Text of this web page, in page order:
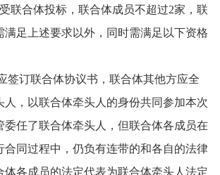
联合体投标，联合体成员不超过2家，联
满足上述要求以外，同时需满足以下资格
签订联合体协议书，联合体其他方应全
人，以联合体牵头人的身份共同参加本次
委任了联合体牵头人，但联合体各成员在
合同过程中，仍负有连带的和各自的法律
体各成员的法定代表为联合体牵头人法定